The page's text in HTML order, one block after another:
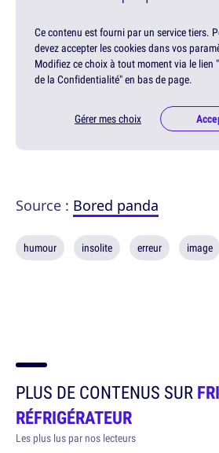
Ce contenu est fourni par un service tiers.
devez accepter les cookies dans vos
Modifiez ce choix à tout moment via le lien
de la Confidentialité" en bas de page.
Gérer mes choix
Source : Bored panda
humour insolite erreur image
PLUS DE CONTENUS SUR
RÉFRIGÉRATEUR
Les plus lus par nos lecteurs